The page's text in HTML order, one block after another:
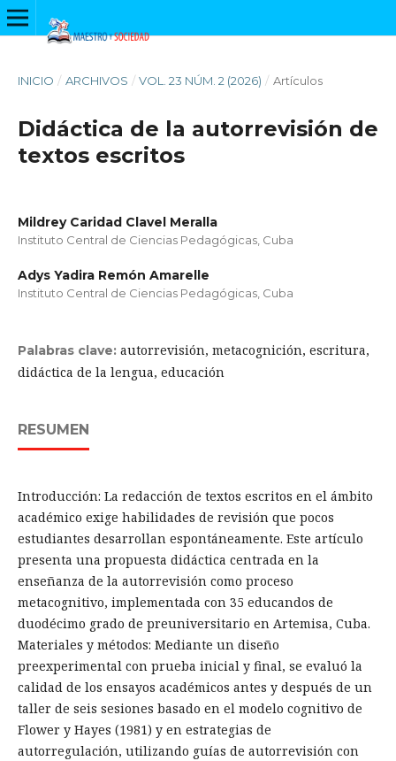
INICIO / ARCHIVOS / VOL. 23 NÚM. 2 (2026) / Artículos
Didáctica de la autorrevisión de
textos escritos
Mildrey Caridad Clavel Meralla
Instituto Central de Ciencias Pedagógicas, Cuba
Adys Yadira Remón Amarelle
Instituto Central de Ciencias Pedagógicas, Cuba
Palabras clave: autorrevisión, metacognición, escritura,
didáctica de la lengua, educación
RESUMEN
Introducción: La redacción de textos escritos en el ámbito
académico exige habilidades de revisión que pocos
estudiantes desarrollan espontáneamente. Este artículo
presenta una propuesta didáctica centrada en la
enseñanza de la autorrevisión como proceso
metacognitivo, implementada con 35 educandos de
duodécimo grado de preuniversitario en Artemisa, Cuba.
Materiales y métodos: Mediante un diseño
preexperimental con prueba inicial y final, se evaluó la
calidad de los ensayos académicos antes y después de un
taller de seis sesiones basado en el modelo cognitivo de
Flower y Hayes (1981) y en estrategias de
autorregulación, utilizando guías de autorrevisión con